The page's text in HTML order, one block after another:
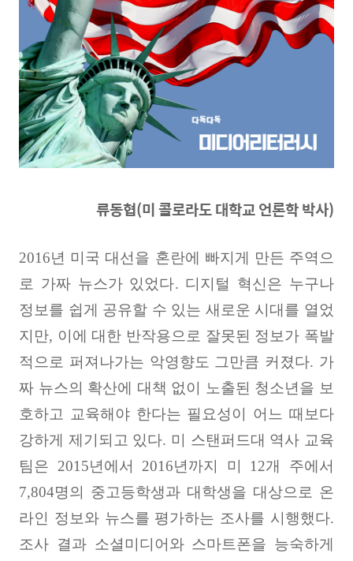
류동협(미 콜로라도 대학교 언론학 박사)
2016년 미국 대선을 혼란에 빠지게 만든 주역으
로 가짜 뉴스가 있었다. 디지털 혁신은 누구나
정보를 쉽게 공유할 수 있는 새로운 시대를 열었
지만, 이에 대한 반작용으로 잘못된 정보가 폭발
적으로 퍼져나가는 악영향도 그만큼 커졌다. 가
짜 뉴스의 확산에 대책 없이 노출된 청소년을 보
호하고 교육해야 한다는 필요성이 어느 때보다
강하게 제기되고 있다. 미 스탠퍼드대 역사 교육
팀은 2015년에서 2016년까지 미 12개 주에서
7,804명의 중고등학생과 대학생을 대상으로 온
라인 정보와 뉴스를 평가하는 조사를 시행했다.
조사 결과 소셜미디어와 스마트폰을 능숙하게